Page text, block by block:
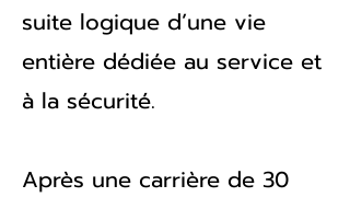
suite logique d’une vie
entière dédiée au service et
à la sécurité.
Après une carrière de 30